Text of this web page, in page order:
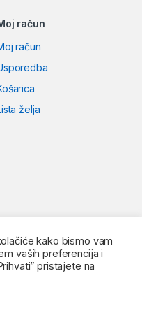
račun
račun
želja
kako bismo vam
vaših preferencija i
pristajete na